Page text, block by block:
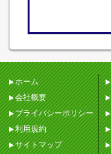
ホーム
会社概要
プライバシーポリシー
利用規約
サイトマップ